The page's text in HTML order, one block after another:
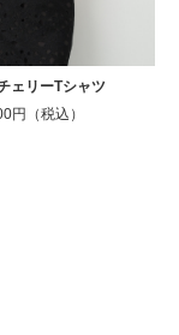
ェリーTシャツ
円（税込）